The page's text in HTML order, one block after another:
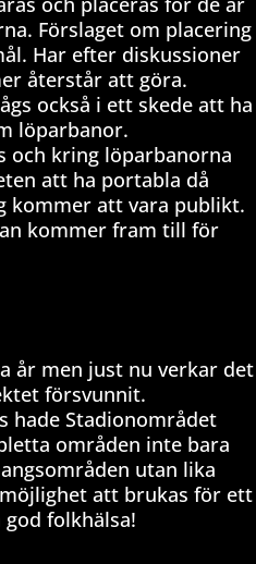
Förslaget om placering
Har efter diskussioner
återstår att göra.
också i ett skede att ha
löparbanor.
och kring löparbanorna
att ha portabla då
kommer att vara publikt.
kommer fram till för
år men just nu verkar det
försvunnit.
hade Stadionområdet
områden inte bara
utan lika
att brukas för ett
folkhälsa!